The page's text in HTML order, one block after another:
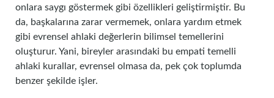
onlara saygı göstermek gibi özellikleri geliştirmiştir. Bu
da, başkalarına zarar vermemek, onlara yardım etmek
gibi evrensel ahlaki değerlerin bilimsel temellerini
oluşturur. Yani, bireyler arasındaki bu empati temelli
ahlaki kurallar, evrensel olmasa da, pek çok toplumda
benzer şekilde işler.